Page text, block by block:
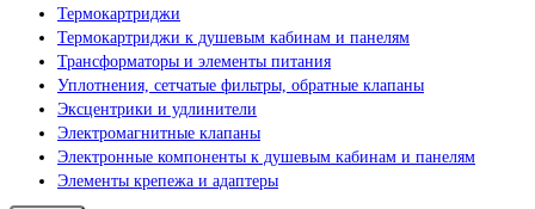
Термокартриджи
Термокартриджи к душевым кабинам и панелям
Трансформаторы и элементы питания
Уплотнения, сетчатые фильтры, обратные клапаны
Эксцентрики и удлинители
Электромагнитные клапаны
Электронные компоненты к душевым кабинам и панелям
Элементы крепежа и адаптеры